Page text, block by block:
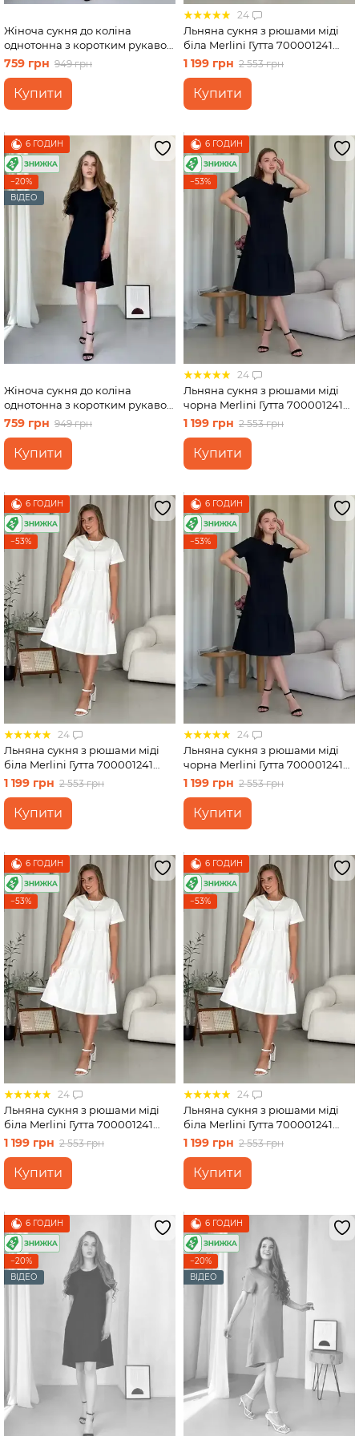
Жіноча сукня до коліна
однотонна з коротким рукавом
з льону чорна Merlini Престо
700000181, розмір 42-44 (S-M)
759 грн 949 грн
Купити
24
Льняна сукня з рюшами міді
біла Merlini Гутта 700001241
розмір L-XL
1 199 грн 2 553 грн
Купити
6 ГОДИН
−20%
ВІДЕО
Жіноча сукня до коліна
однотонна з коротким рукавом
з льону чорна Merlini Престо
700000181, розмір 54-56 (4XL-
5XL)
759 грн 949 грн
Купити
6 ГОДИН
−53%
24
Льняна сукня з рюшами міді
чорна Merlini Гутта 700001241
розмір 50-52 (2XL-3XL)
1 199 грн 2 553 грн
Купити
6 ГОДИН
−53%
24
Льняна сукня з рюшами міді
біла Merlini Гутта 700001241
розмір 2XL-3XL
1 199 грн 2 553 грн
Купити
6 ГОДИН
−53%
24
Льняна сукня з рюшами міді
чорна Merlini Гутта 700001241
розмір 54-56 (4XL-5XL)
1 199 грн 2 553 грн
Купити
6 ГОДИН
−53%
24
Льняна сукня з рюшами міді
біла Merlini Гутта 700001241
розмір 4XL-5XL
1 199 грн 2 553 грн
Купити
6 ГОДИН
−53%
24
Льняна сукня з рюшами міді
біла Merlini Гутта 700001241
розмір S-M
1 199 грн 2 553 грн
Купити
6 ГОДИН
−20%
ВІДЕО
6 ГОДИН
−20%
ВІДЕО